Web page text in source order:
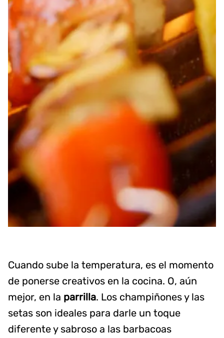
Cuando sube la temperatura, es el momento
de ponerse creativos en la cocina. O, aún
mejor, en la parrilla. Los champiñones y las
setas son ideales para darle un toque
diferente y sabroso a las barbacoas